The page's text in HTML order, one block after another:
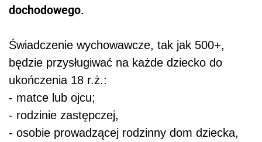
dochodowego.
Świadczenie wychowawcze, tak jak 500+,
będzie przysługiwać na każde dziecko do
ukończenia 18 r.ż.:
- matce lub ojcu;
- rodzinie zastępczej,
- osobie prowadzącej rodzinny dom dziecka,